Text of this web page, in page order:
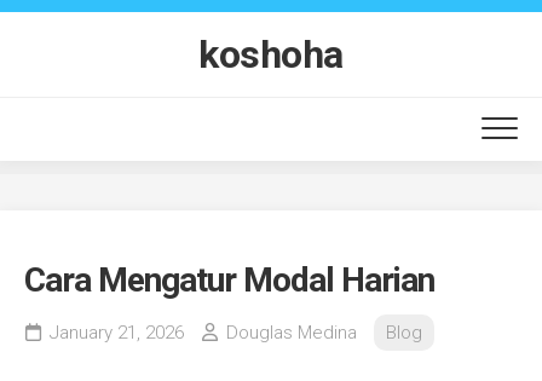
Skip
koshoha
Cara Mengatur Modal Harian
January 21, 2026 Douglas Medina Blog